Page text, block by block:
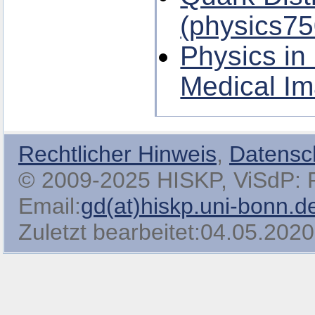
Physics
Medical
Rechtlicher Hinweis,
© 2009-2025 HISKP, ViSdP:
Email:gd(at)hiskp.uni-
Zuletzt